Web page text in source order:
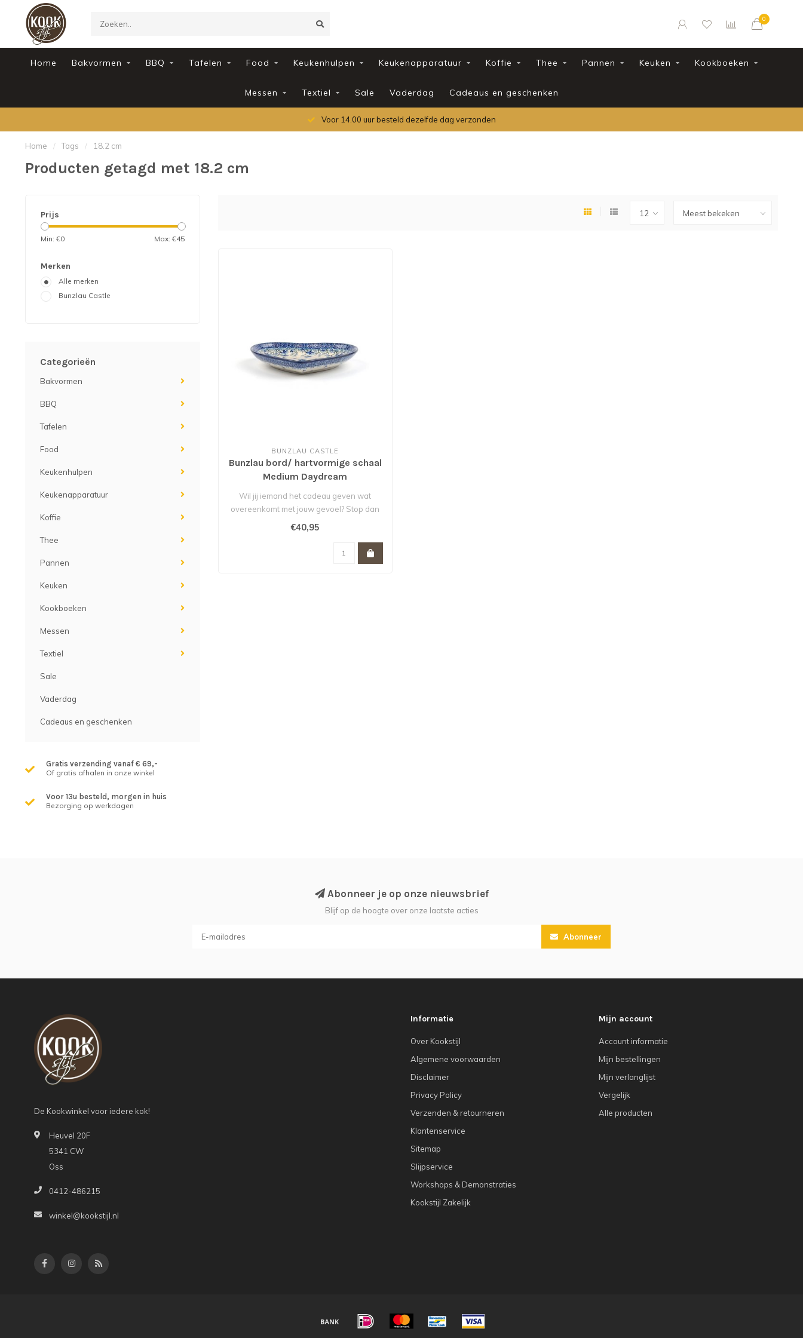
0
Home Bakvormen BBQ Tafelen Food Keukenhulpen Keukenapparatuur Koffie Thee Pannen Keuken Kookboeken
Messen Textiel Sale Vaderdag Cadeaus en geschenken
Voor 14.00 uur besteld dezelfde dag verzonden
Home / Tags / 18.2 cm
Producten getagd met 18.2 cm
Prijs
Min: €0 Max: €45
Merken
Alle merken
Bunzlau Castle
Categorieën
Bakvormen
BBQ
Tafelen
Food
Keukenhulpen
Keukenapparatuur
Koffie
Thee
Pannen
Keuken
Kookboeken
Messen
Textiel
Sale
Vaderdag
Cadeaus en geschenken
Gratis verzending vanaf € 69,-
Of gratis afhalen in onze winkel
Voor 13u besteld, morgen in huis
Bezorging op werkdagen
BUNZLAU CASTLE
Bunzlau bord/ hartvormige schaal
Medium Daydream
Wil jij iemand het cadeau geven wat
overeenkomt met jouw gevoel? Stop dan
met zo..
€40,95
Abonneer je op onze nieuwsbrief
Blijf op de hoogte over onze laatste acties
Abonneer
De Kookwinkel voor iedere kok!
Heuvel 20F
5341 CW
Oss
0412-486215
winkel@kookstijl.nl
Informatie
Over Kookstijl
Algemene voorwaarden
Disclaimer
Privacy Policy
Verzenden & retourneren
Klantenservice
Sitemap
Slijpservice
Workshops & Demonstraties
Kookstijl Zakelijk
Mijn account
Account informatie
Mijn bestellingen
Mijn verlanglijst
Vergelijk
Alle producten